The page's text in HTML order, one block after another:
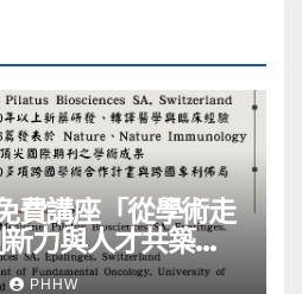
費講座「從學術走
力與⼈才共築的
PHHW